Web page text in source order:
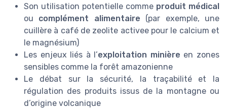
Son utilisation potentielle comme produit médical
ou complément alimentaire (par exemple, une
cuillère à café de zeolite activee pour le calcium et
le magnésium)
Les enjeux liés à l’exploitation minière en zones
sensibles comme la forêt amazonienne
Le débat sur la sécurité, la traçabilité et la
régulation des produits issus de la montagne ou
d’origine volcanique